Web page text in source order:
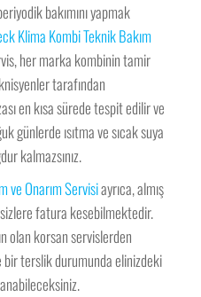
bakımını yapmak
Klima Kombi Teknik Bakım
her marka kombinin tamir
tarafından
en kısa sürede tespit edilir ve
günlerde ısıtma ve sıcak suya
kalmazsınız.
ve Onarım Servisiayrıca, almış
sizlere fatura kesebilmektedir.
olan korsan servislerden
bir terslik durumunda elinizdeki